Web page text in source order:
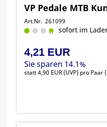
VP Pedale MTB
Art.Nr. 261099
sofort im
4,21 EUR
Sie sparen 14.1%
statt4,90 EUR(UVP) pro Paar